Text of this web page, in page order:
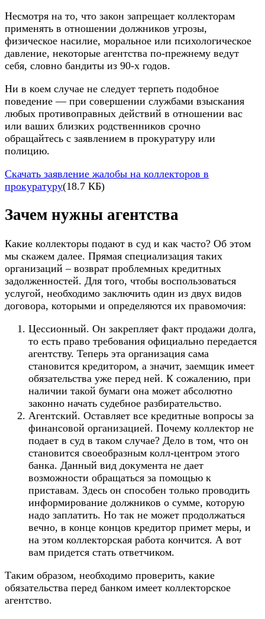
Несмотря на то, что закон запрещает коллекторам
применять в отношении должников угрозы,
физическое насилие, моральное или психологическое
давление, некоторые агентства по-прежнему ведут
себя, словно бандиты из 90-х годов.
Ни в коем случае не следует терпеть подобное
поведение — при совершении службами взыскания
любых противоправных действий в отношении вас
или ваших близких родственников срочно
обращайтесь с заявлением в прокуратуру или
полицию.
Скачать заявление жалобы на коллекторов в
прокуратуру(18.7 КБ)
Зачем нужны агентства
Какие коллекторы подают в суд и как часто? Об этом
мы скажем далее. Прямая специализация таких
организаций – возврат проблемных кредитных
задолженностей. Для того, чтобы воспользоваться
услугой, необходимо заключить один из двух видов
договора, которыми и определяются их правомочия:
Цессионный. Он закрепляет факт продажи долга,
то есть право требования официально передается
агентству. Теперь эта организация сама
становится кредитором, а значит, заемщик имеет
обязательства уже перед ней. К сожалению, при
наличии такой бумаги она может абсолютно
законно начать судебное разбирательство.
Агентский. Оставляет все кредитные вопросы за
финансовой организацией. Почему коллектор не
подает в суд в таком случае? Дело в том, что он
становится своеобразным колл-центром этого
банка. Данный вид документа не дает
возможности обращаться за помощью к
приставам. Здесь он способен только проводить
информирование должников о сумме, которую
надо заплатить. Но так не может продолжаться
вечно, в конце концов кредитор примет меры, и
на этом коллекторская работа кончится. А вот
вам придется стать ответчиком.
Таким образом, необходимо проверить, какие
обязательства перед банком имеет коллекторское
агентство.